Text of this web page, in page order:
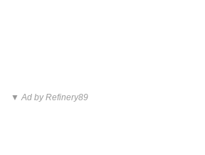
▼ Ad by Refinery89